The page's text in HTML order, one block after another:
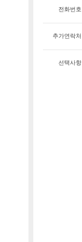
전화번호
추가연락처
선택사항